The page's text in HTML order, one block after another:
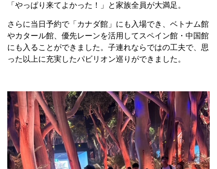
「やっぱり来てよかった！」と家族全員が大満足。
さらに当日予約で「カナダ館」にも入場でき、ベトナム館
やカタール館、優先レーンを活用してスペイン館・中国館
にも入ることができました。子連れならではの工夫で、思
った以上に充実したパビリオン巡りができました。